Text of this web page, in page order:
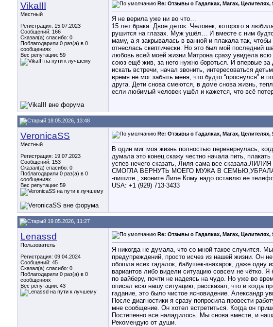
VikaIII
Местный
Регистрация: 15.07.2023
Сообщений: 166
Сказал(а) спасибо: 0
Поблагодарили 0 раз(а) в 0
сообщениях
Вес репутации: 59
Re: Отзывы о Гадалках, Магах,
Я не верила уже ни во что…
15 лет брака. Двое деток. Человек, которого я
рушится на глазах. Муж ушёл… И вместе с ним
маму, а я закрывалась в ванной и плакала так,
отнеслась скептически. Но это был мой последний
любовь всей моей жизни.Матрона сразу увидела
союз ещё жив, за него нужно бороться. И впервые
искать встречи, начал звонить, интересоваться
время не мог забыть меня, что будто “проснулся” и
друга. Дети снова смеются, в доме снова жизнь,
если любимый человек ушёл и кажется, что всё
18.05.2026, 13:48
VeronicaSS
Местный
Регистрация: 19.07.2023
Сообщений: 153
Сказал(а) спасибо: 0
Поблагодарили 0 раз(а) в 0
сообщениях
Вес репутации: 59
Re: Отзывы о Гадалках, Магах,
В один миг моя жизнь полностью перевернулась,
думала это конец.скажу честно начала пить,
успев нечего сказать, Лиля сама все
СМОГЛА ВЕРНУТЬ МОЕГО МУЖА В СЕМЬЮ,УБРАЛА
-пишите , звоните Лиле.Кому надо оставлю ее
USA: +1 (929) 713-3433
19.05.2026, 11:27
Lenassd
Пользователь
Регистрация: 09.04.2024
Сообщений: 45
Сказал(а) спасибо: 0
Поблагодарили 0 раз(а) в 0
сообщениях
Вес репутации: 43
Re: Отзывы о Гадалках, Магах,
​Я никогда не думала, что со мной такое случится.
предупреждений, просто исчез из нашей жизни. Он
обошла всех гадалок, бабушек-знахарок, даже одну
вариантов либо видели ситуацию совсем не чётко.
по вайберу, почти не надеясь на чудо. Но уже во
описал всю нашу ситуацию, рассказал, что и когда
гадание, это было чистое ясновидение. Александр
​После диагностики я сразу попросила провести
мне сообщение. Он хотел встретиться. Когда он
Постепенно все наладилось. Мы снова вместе, и
Рекомендую от души.